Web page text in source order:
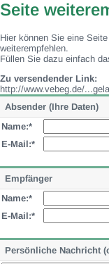
Seite
Hier können Sie eine
weiterempfehlen.
Füllen Sie dazu einfach
Zu versendender Link:
http://www.vebeg.de/
Absender (Ihre Daten)
Name:*
E-Mail:*
Empfänger
Name:*
E-Mail:*
Persönliche Nachricht